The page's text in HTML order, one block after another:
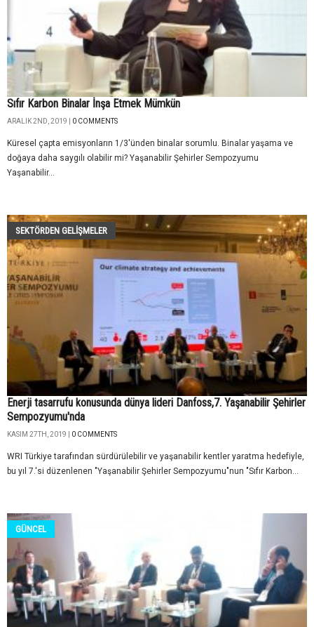
Sıfır Karbon Binalar İnşa Etmek Mümkün
ARALIK 2ND, 2019 | 0 COMMENTS
Küresel çapta emisyonların 1/3'ünden binalar sorumlu. Binalar yaşama ve
doğaya daha saygılı olabilir mi? Yaşanabilir Şehirler Sempozyumu
Yaşanabilir...
SEKTÖRDEN GELIŞMELER
Enerji tasarrufu konusunda dünya lideri Danfoss,7. Yaşanabilir Şehirler
Sempozyumu'nda
KASIM 27TH, 2019 | 0 COMMENTS
WRI Türkiye tarafından sürdürülebilir ve yaşanabilir kentler yaratma hedefiyle,
bu yıl 7.'si düzenlenen "Yaşanabilir Şehirler Sempozyumu"nun "Sıfır Karbon...
GÜNCEL